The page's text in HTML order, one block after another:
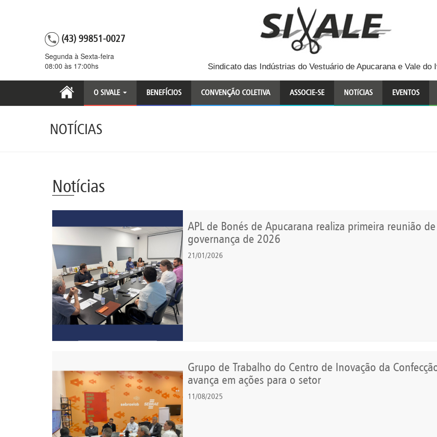
(43) 99851-0027
Segunda à Sexta-feira
08:00 às 17:00hs
Sindicato das Indústrias do Vestuário de Apucarana e Vale do
O SIVALE BENEFÍCIOS CONVENÇÃO COLETIVA ASSOCIE-SE NOTíCIAS EVENTOS
NOTÍCIAS
Notícias
APL de Bonés de Apucarana realiza primeira reunião de
governança de 2026
21/01/2026
Grupo de Trabalho do Centro de Inovação da
avança em ações para o setor
11/08/2025